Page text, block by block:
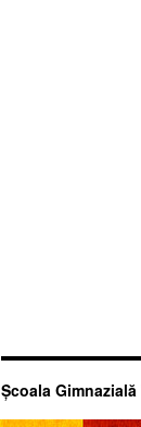
Şcoala